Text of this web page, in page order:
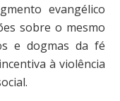
evangélico
sobre o mesmo
e dogmas da fé
à violência